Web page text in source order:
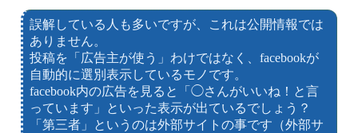
誤解している人も多いですが、これは公開情報では
ありません。
投稿を「広告主が使う」わけではなく、facebookが
自動的に選別表示しているモノです。
facebook内の広告を見ると「◯さんがいいね！と言
っています」といった表示が出ているでしょう？
「第三者」というのは外部サイトの事です（外部サ